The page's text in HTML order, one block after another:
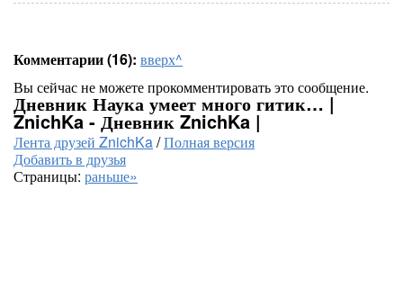
Комментарии (16): вверх^
Вы сейчас не можете прокомментировать это сообщение.
Дневник Наука умеет много гитик… |
ZnichKa - Дневник ZnichKa |
Лента друзей ZnichKa/Полная версия
Добавить в друзья
Страницы: раньше»